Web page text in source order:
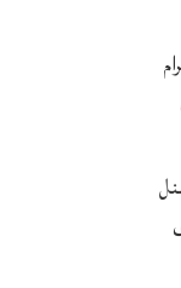
120 گرام